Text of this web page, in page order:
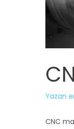
Yazan
CNC